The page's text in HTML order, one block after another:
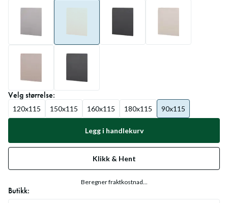
Velgstørrelse:
120x115 150x115 160x115 180x115 90x115
Legg i handlekurv
Klikk & Hent
Beregner fraktkostnad...
Butikk: